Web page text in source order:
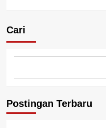
Cari
Postingan Terbaru